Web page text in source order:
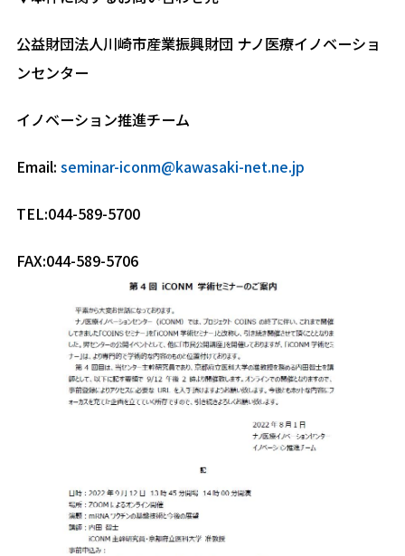
公益財団法人川崎市産業振興財団 ナノ医療イノベーショ
ンセンター
イノベーション推進チーム
Email: seminar-iconm@kawasaki-net.ne.jp
TEL:044-589-5700
FAX:044-589-5706